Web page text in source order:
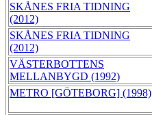
SKÅNES FRIA TIDNING
(2012)
SKÅNES FRIA TIDNING
(2012)
VÄSTERBOTTENS
MELLANBYGD (1992)
METRO [GÖTEBORG] (1998)